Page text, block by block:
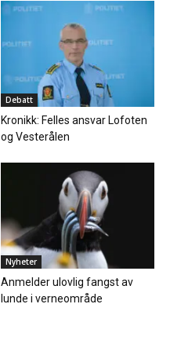
Debatt
Kronikk: Felles ansvar Lofoten
og Vesterålen
Nyheter
Anmelder ulovlig fangst av
lunde i verneområde